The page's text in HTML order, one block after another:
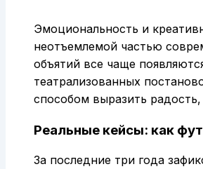
Эмоциональность и
неотъемлемой частью
объятий все чаще
театрализованных
способом выразить
Реальные кейсы: как
За последние три года